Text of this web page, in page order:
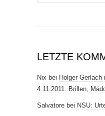
LETZTE
Nix bei Holger
4.11.2011. Brillen,
Salvatore bei NSU: